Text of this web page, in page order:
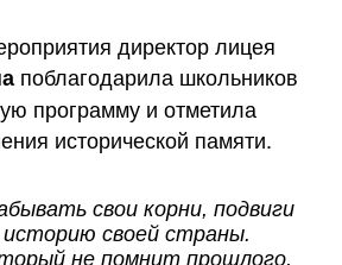
директор лицея
поблагодарила школьников
программу и отметила
исторической памяти.
свои корни, подвиги
историю своей страны.
не помнит прошлого,